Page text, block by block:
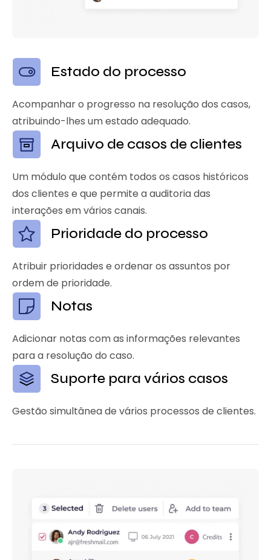
Estado do processo
Acompanhar o progresso na resolução dos casos,
atribuindo-lhes um estado adequado.
Arquivo de casos de clientes
Um módulo que contém todos os casos históricos
dos clientes e que permite a auditoria das
interações em vários canais.
Prioridade do processo
Atribuir prioridades e ordenar os assuntos por
ordem de prioridade.
Notas
Adicionar notas com as informações relevantes
para a resolução do caso.
Suporte para vários casos
Gestão simultânea de vários processos de clientes.